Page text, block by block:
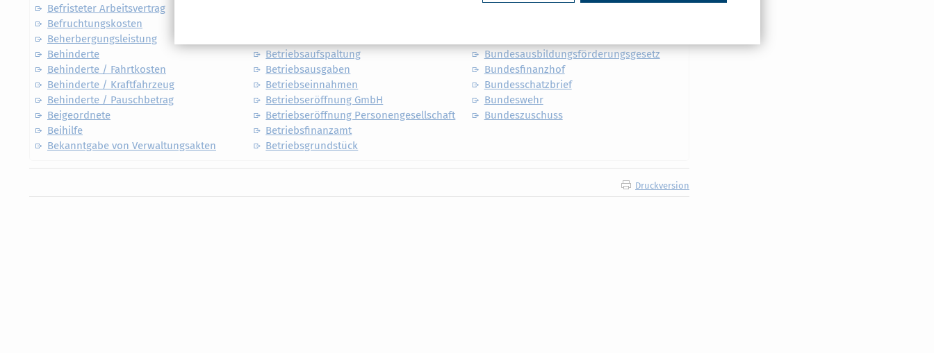
Befristeter Arbeitsvertrag
Befruchtungskosten
Beherbergungsleistung
Behinderte
Behinderte / Fahrtkosten
Behinderte / Kraftfahrzeug
Behinderte / Pauschbetrag
Beigeordnete
Beihilfe
Bekanntgabe von Verwaltungsakten
Betriebsaufspaltung
Betriebsausgaben
Betriebseinnahmen
Betriebseröffnung GmbH
Betriebseröffnung Personengesellschaft
Betriebsfinanzamt
Betriebsgrundstück
Bundesausbildungsförderungsgesetz
Bundesfinanzhof
Bundesschatzbrief
Bundeswehr
Bundeszuschuss
Druckversion